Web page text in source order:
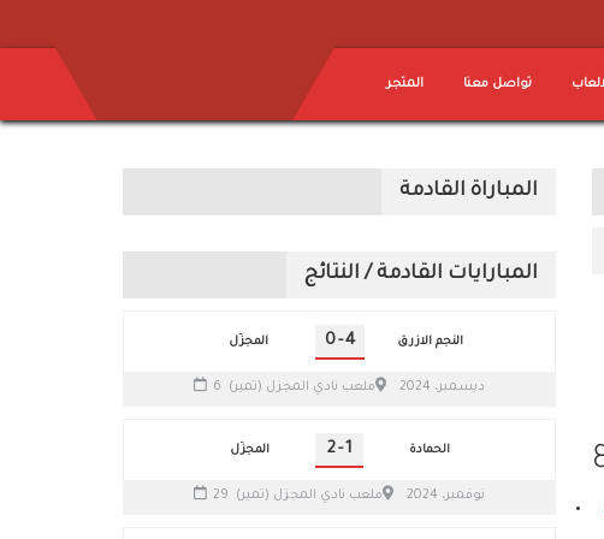
المتجر تواصل معنا
المباراة القادمة
المبارايات القادمة / النتائج
المجزّل 0-4 النجم الازرق
6 ديسمبر، 2024 ملعب نادي المجزل (تمير)
المجزّل 2-1 الحمادة
29 نوفمبر، 2024 ملعب نادي المجزل (تمير)